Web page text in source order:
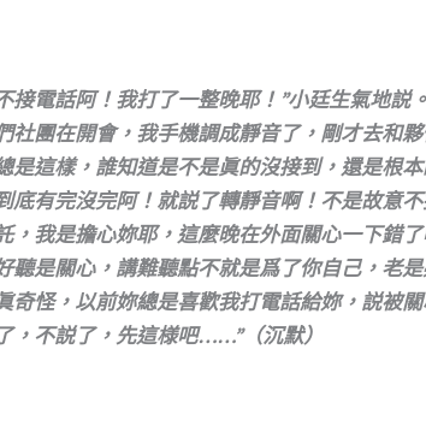
接電話阿！我打了一整晚耶！”小廷生氣地説。
社團在開會，我手機調成靜音了，剛才去和
是這樣，誰知道是不是眞的沒接到，還是根
底有完沒完阿！就説了轉靜音啊！不是故意
，我是擔心妳耶，這麼晚在外面關心一下錯了
聽是關心，講難聽點不就是爲了你自己，老
奇怪，以前妳總是喜歡我打電話給妳，説被
，不説了，先這様吧……”（沉默）